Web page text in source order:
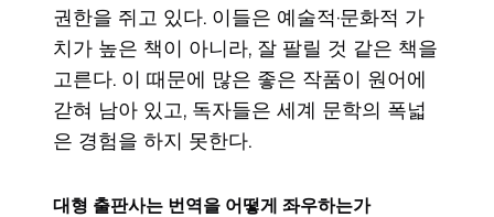
권한을 쥐고 있다. 이들은 예술적·문화적 가
치가 높은 책이 아니라, 잘 팔릴 것 같은 책을
고른다. 이 때문에 많은 좋은 작품이 원어에
갇혀 남아 있고, 독자들은 세계 문학의 폭넓
은 경험을 하지 못한다.
대형 출판사는 번역을 어떻게 좌우하는가